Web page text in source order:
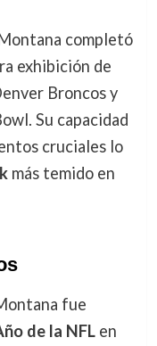
completó
exhibición de
Broncos y
Su capacidad
cruciales lo
más temido en
fue
de la NFLen